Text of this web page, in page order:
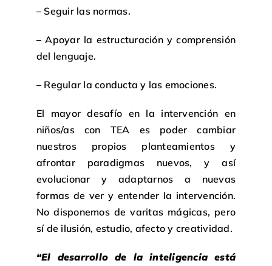
– Seguir las normas.
– Apoyar la estructuración y comprensión
del lenguaje.
– Regular la conducta y las emociones.
El mayor desafío en la intervención en
niños/as con TEA es poder cambiar
nuestros propios planteamientos y
afrontar paradigmas nuevos, y así
evolucionar y adaptarnos a nuevas
formas de ver y entender la intervención.
No disponemos de varitas mágicas, pero
sí de ilusión, estudio, afecto y creatividad.
“El desarrollo de la inteligencia está